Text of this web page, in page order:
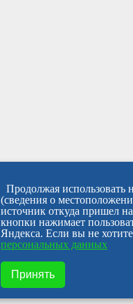
Продолжая использовать
(сведения о
источник откуда пришел
кнопки нажимает
Яндекса. Если вы не
персональных данных
Принять